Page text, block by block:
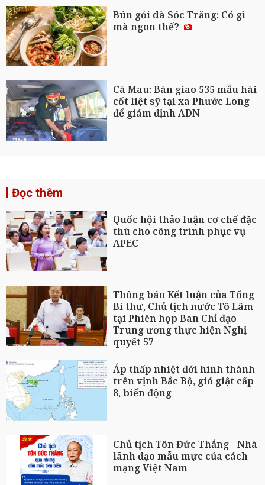
Bún gỏi dà Sóc Trăng: Có gì
mà ngon thế?
Cà Mau: Bàn giao 535 mẫu hài
cốt liệt sỹ tại xã Phước Long
để giám định ADN
Đọc thêm
Quốc hội thảo luận cơ chế đặc
thù cho công trình phục vụ
APEC
Thông báo Kết luận của Tổng
Bí thư, Chủ tịch nước Tô Lâm
tại Phiên họp Ban Chỉ đạo
Trung ương thực hiện Nghị
quyết 57
Áp thấp nhiệt đới hình thành
trên vịnh Bắc Bộ, gió giật cấp
8, biển động
Chủ tịch Tôn Đức Thắng - Nhà
lãnh đạo mẫu mực của cách
mạng Việt Nam